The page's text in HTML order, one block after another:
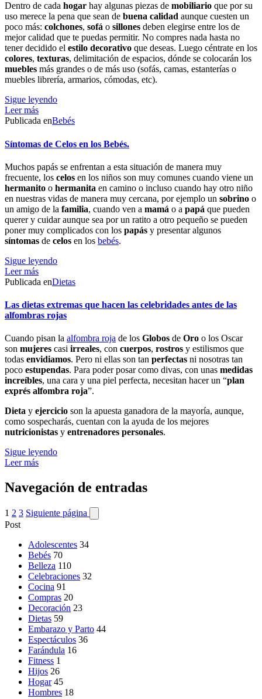
Dentro de cada hogar hay algunas piezas de mobiliario que por su
uso merece la pena que sean de buena calidad aunque cuesten un
poco más: colchones, sofá o sillones deben elegirse entre los de
mejor calidad que te puedas permitir. No compres nada hasta no
tener decidido el estilo decorativo que deseas. Luego céntrate en los
colores, texturas, delimitación de espacios, dónde se colocarán los
muebles más grandes o de más uso (sofás, camas, estanterías o
muebles librería, armarios, cómodas, etc).
Sigue leyendo
Leer más
Publicada enBebés
Síntomas de Celos en los Bebés.
Muchos papás se enfrentan a esta situación de manera muy
frecuente, los celos en los niños son muy comunes cuando viene un
hermanito o hermanita en camino o incluso cuando hay otro niño
en nuestras vidas de manera muy cercana, por ejemplo un sobrino o
un amigo de la familia, cuando ven a mamá o a papá que pueden
querer y cuidar aunque sea por un ratito a otro pequeño se pueden
poner muy complicados con los papás y presentar algunos
síntomas de celos en los bebés.
Sigue leyendo
Leer más
Publicada enDietas
Las dietas extremas que hacen las celebridades antes de las
alfombras rojas
Cuando pisan la alfombra roja de los Globos de Oro o los Oscar
son mujeres casi irreales, con cuerpos, rostros y estilismos que
todas envidiamos. Pero ni ellas son tan perfectas ni nosotras tan
poco estupendas. Para poder posar como divas, con unas medidas
increíbles, una cara y una piel perfecta, necesitan hacer un “plan
exprés alfombra roja”.
Dieta y ejercicio son la apuesta ganadora de la mayoría, aunque,
como sospecharás, cuentan con la ayuda de los mejores
nutricionistas y entrenadores personales.
Sigue leyendo
Leer más
Navegación de entradas
1 2 3 Siguiente página
Post
Adolescentes 34
Bebés 70
Belleza 110
Celebraciones 32
Cocina 91
Compras 20
Decoración 23
Dietas 59
Embarazo y Parto 44
Espectáculos 36
Farándula 16
Fitness 1
Hijos 26
Hogar 45
Hombres 18